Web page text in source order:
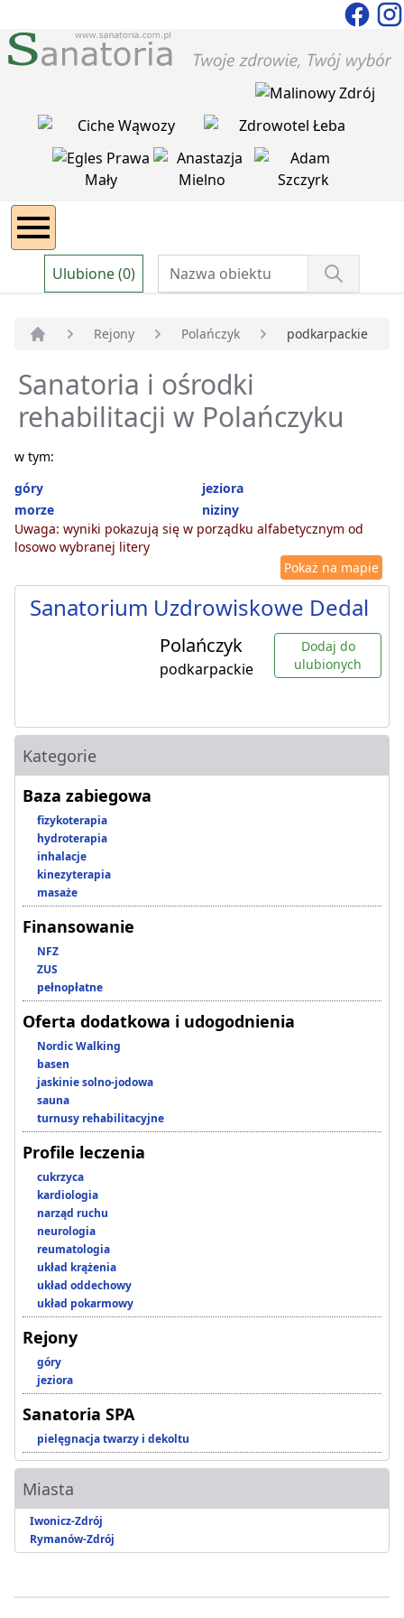
Ulubione (0)
Rejony Polańczyk podkarpackie
Sanatoria i ośrodki
rehabilitacji w Polańczyku
w tym:
góry
jeziora
morze
niziny
Uwaga: wyniki pokazują się w porządku alfabetycznym od
losowo wybranej litery
Pokaż na mapie
Sanatorium Uzdrowiskowe Dedal
Polańczyk
podkarpackie
Dodaj do
ulubionych
Kategorie
Baza zabiegowa
fizykoterapia
hydroterapia
inhalacje
kinezyterapia
masaże
Finansowanie
NFZ
ZUS
pełnopłatne
Oferta dodatkowa i udogodnienia
Nordic Walking
basen
jaskinie solno-jodowa
sauna
turnusy rehabilitacyjne
Profile leczenia
cukrzyca
kardiologia
narząd ruchu
neurologia
reumatologia
układ krążenia
układ oddechowy
układ pokarmowy
Rejony
góry
jeziora
Sanatoria SPA
pielęgnacja twarzy i dekoltu
Miasta
Iwonicz-Zdrój
Rymanów-Zdrój